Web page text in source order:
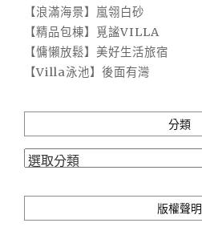
【浪滿海景】嵐翎白砂
【精品包棟】覓謐VILLA
【慵懶放鬆】美好生活旅宿
【Villa泳池】後面有灣
分類
分
版權聲明